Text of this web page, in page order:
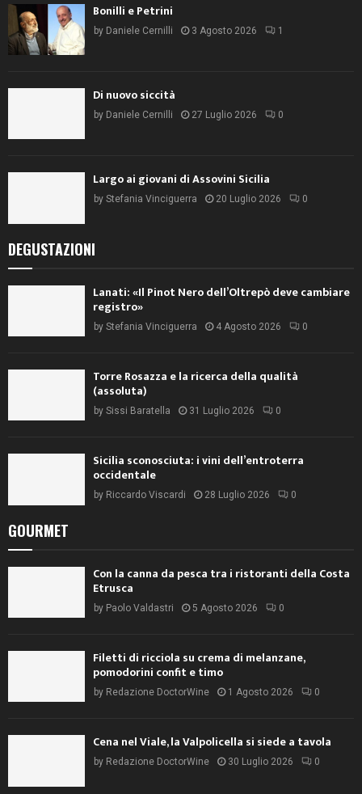
Bonilli e Petrini
by Daniele Cernilli 3 Agosto 2026 1
Di nuovo siccità
by Daniele Cernilli 27 Luglio 2026 0
Largo ai giovani di Assovini Sicilia
by Stefania Vinciguerra 20 Luglio 2026 0
DEGUSTAZIONI
Lanati: «Il Pinot Nero dell’Oltrepò deve cambiare
registro»
by Stefania Vinciguerra 4 Agosto 2026 0
Torre Rosazza e la ricerca della qualità
(assoluta)
by Sissi Baratella 31 Luglio 2026 0
Sicilia sconosciuta: i vini dell’entroterra
occidentale
by Riccardo Viscardi 28 Luglio 2026 0
GOURMET
Con la canna da pesca tra i ristoranti della Costa
Etrusca
by Paolo Valdastri 5 Agosto 2026 0
Filetti di ricciola su crema di melanzane,
pomodorini confit e timo
by Redazione DoctorWine 1 Agosto 2026 0
Cena nel Viale, la Valpolicella si siede a tavola
by Redazione DoctorWine 30 Luglio 2026 0